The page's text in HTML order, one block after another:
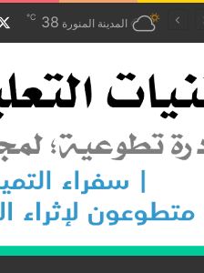
المدينة المنورة 38
℃